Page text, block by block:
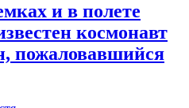
и в полете
космонавт
пожаловавшийся